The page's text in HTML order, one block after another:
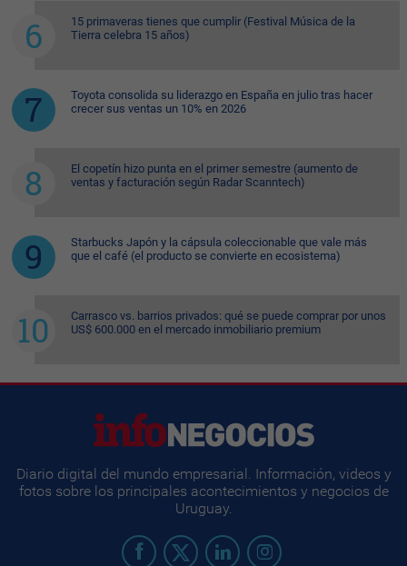
15 primaveras tienes que cumplir (Festival Música de la
Tierra celebra 15 años)
Toyota consolida su liderazgo en España en julio tras hacer
crecer sus ventas un 10% en 2026
El copetín hizo punta en el primer semestre (aumento de
ventas y facturación según Radar Scanntech)
Starbucks Japón y la cápsula coleccionable que vale más
que el café (el producto se convierte en ecosistema)
Carrasco vs. barrios privados: qué se puede comprar por unos
US$ 600.000 en el mercado inmobiliario premium
Diario digital del mundo empresarial. Información, videos y
fotos sobre los principales acontecimientos y negocios de
Uruguay.